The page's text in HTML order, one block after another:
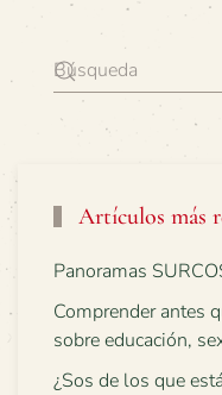
Artículos más
Panoramas
Comprender antes
sobre educación,
¿Sos de los que